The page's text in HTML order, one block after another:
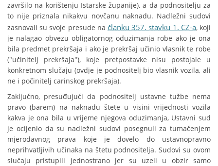
završilo na korištenju Istarske županije), a da podnositelju za
to nije priznala nikakvu novčanu naknadu. Nadležni sudovi
zasnovali su svoje presude na članku 357. stavku 1. CZ-a, koji
je nalagao obvezu obligatornog oduzimanja robe ako je ona
bila predmet prekršaja i ako je prekršaj učinio vlasnik te robe
("učinitelj prekršaja"), koje pretpostavke nisu postojale u
konkretnom slučaju (ovdje je podnositelj bio vlasnik vozila, ali
ne i počinitelj carinskog prekršaja).
Zaključno, presuđujući da podnositelj ustavne tužbe nema
pravo (barem) na naknadu štete u visini vrijednosti vozila
kakva je ona bila u vrijeme njegova oduzimanja, Ustavni sud
je ocijenio da su nadležni sudovi posegnuli za tumačenjem
mjerodavnog prava koje je dovelo do ustavnopravno
neprihvatljivih učinaka na štetu podnositelja. Sudovi su ovom
slučaju pristupili jednostrano jer su uzeli u obzir samo